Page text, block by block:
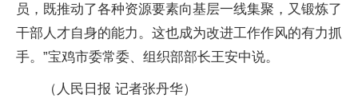
员，既推动了各种资源要素向基层一线集聚，又锻炼了
干部人才自身的能力。这也成为改进工作作风的有力抓
手。”宝鸡市委常委、组织部部长王安中说。
（人民日报 记者张丹华）